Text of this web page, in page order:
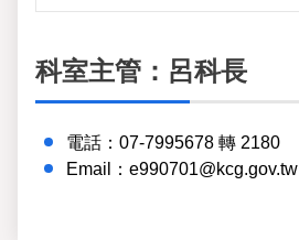
科室主管：呂科長
電話：07-7995678 轉 2180
Email：e990701@kcg.gov.tw